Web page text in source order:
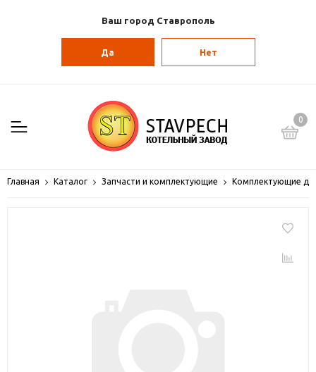
Ваш город Ставрополь
Да Нет
0
Главная Каталог Запчасти и комплектующие Комплектующие